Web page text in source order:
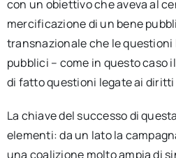
con un obiettivo che aveva al
mercificazione di un bene
transnazionale che le questioni
pubblici – come in questo caso
di fatto questioni legate ai
La chiave del successo di
elementi: da un lato la
una coalizione molto ampia di